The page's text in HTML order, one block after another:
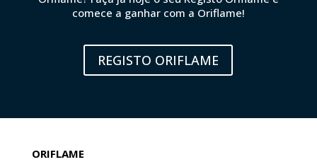
comece a ganhar com a Oriflame!
REGISTO ORIFLAME
ORIFLAME